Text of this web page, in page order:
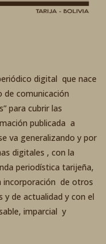
digital que nace
comunicación
para cubrir las
publicada a
va generalizando y por
digitales , con la
periodística tarijeña,
incorporación de otros
de actualidad y con el
imparcial y